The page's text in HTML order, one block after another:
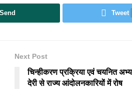
Tweet
Next Post
चिन्हीकरण प्रक्रिया एवं चयनित
देरी से राज्य आंदोलनकारियों में रोष